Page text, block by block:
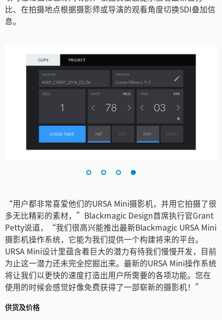
比、在拍摄地点根据摄影师或导演的观看角度切换SDI叠加信
息。
“用户都非常喜爱他们的URSA Mini摄影机，并用它拍摄了很
多无比精彩的素材，”Blackmagic Design首席执行官Grant
Petty说道，“我们很高兴能推出最新Blackmagic URSA Mini
摄影机操作系统，它能为我们提供一个构建将来的平台。
URSA Mini设计里蕴含着巨大的潜力有待我们慢慢开发，目前
为止这一潜力还未完全挖掘出来。最新的URSA Mini操作系统
将让我们以更快的速度打造出用户所需要的各项功能。您在
使用的时候会感觉好像免费获得了一部崭新的摄影机！”
供货及价格